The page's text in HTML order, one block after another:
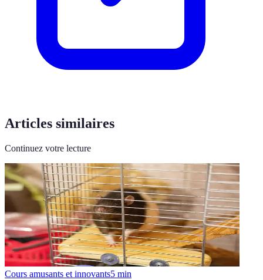
Articles similaires
Continuez votre lecture
Cours amusants et innovants5 min